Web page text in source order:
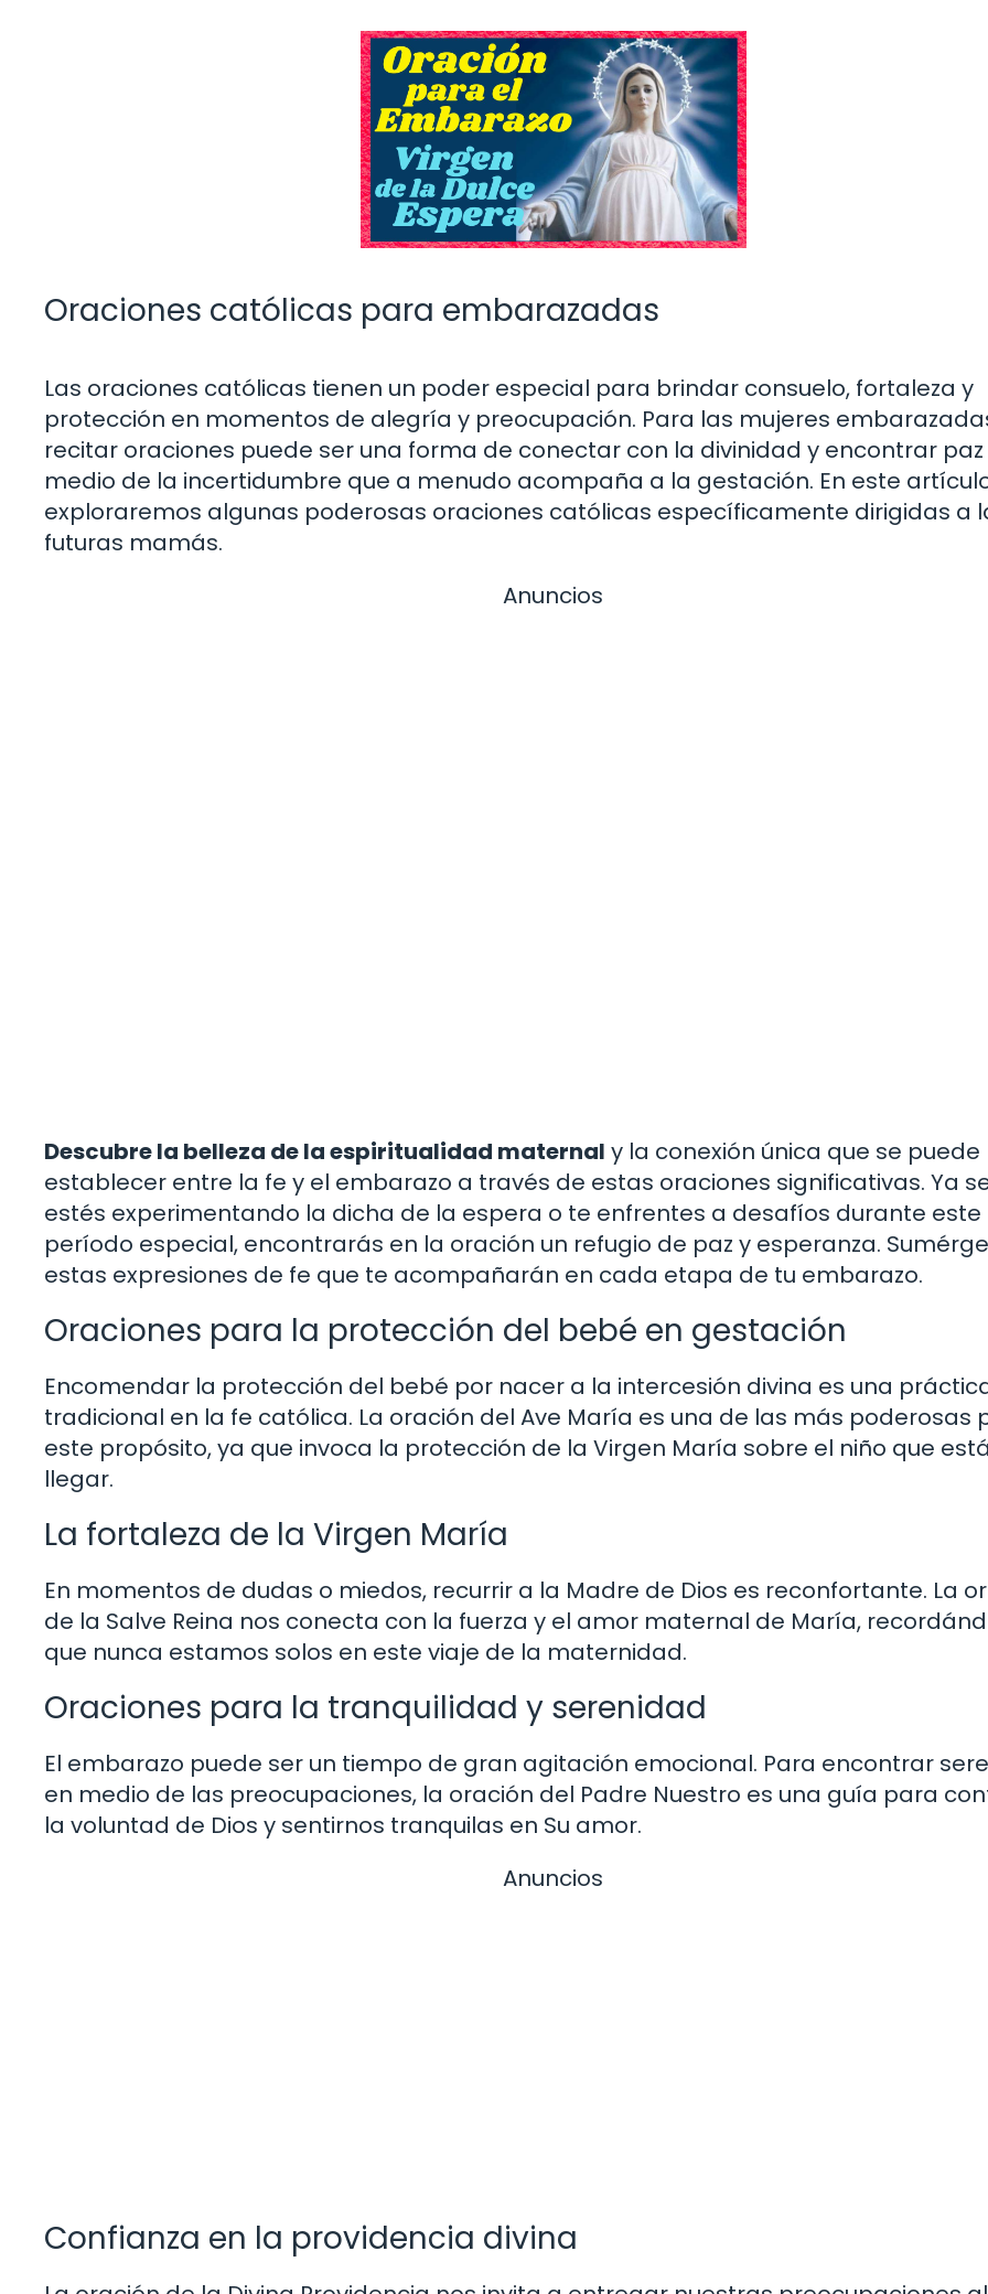
Oraciones católicas para embarazadas
Las oraciones católicas tienen un poder especial para brindar consuelo, fortaleza y
protección en momentos de alegría y preocupación. Para las mujeres
recitar oraciones puede ser una forma de conectar con la divinidad y encontrar
medio de la incertidumbre que a menudo acompaña a la gestación. En este
exploraremos algunas poderosas oraciones católicas específicamente dirigidas a
futuras mamás.
Anuncios
Descubre la belleza de la espiritualidad maternal y la conexión única que se puede
establecer entre la fe y el embarazo a través de estas oraciones significativas. Ya
estés experimentando la dicha de la espera o te enfrentes a desafíos durante este
período especial, encontrarás en la oración un refugio de paz y esperanza.
estas expresiones de fe que te acompañarán en cada etapa de tu embarazo.
Oraciones para la protección del bebé en gestación
Encomendar la protección del bebé por nacer a la intercesión divina es una
tradicional en la fe católica. La oración del Ave María es una de las más poderosas
este propósito, ya que invoca la protección de la Virgen María sobre el niño que
llegar.
La fortaleza de la Virgen María
En momentos de dudas o miedos, recurrir a la Madre de Dios es reconfortante. La
de la Salve Reina nos conecta con la fuerza y ​​el amor maternal de María,
que nunca estamos solos en este viaje de la maternidad.
Oraciones para la tranquilidad y serenidad
El embarazo puede ser un tiempo de gran agitación emocional. Para encontrar
en medio de las preocupaciones, la oración del Padre Nuestro es una guía para
la voluntad de Dios y sentirnos tranquilas en Su amor.
Anuncios
Confianza en la providencia divina